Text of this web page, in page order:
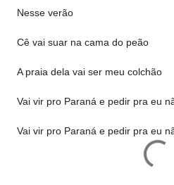
Nesse verão
Cê vai suar na cama do peão
A praia dela vai ser meu colchão
Vai vir pro Paraná e pedir pra eu
Vai vir pro Paraná e pedir pra eu